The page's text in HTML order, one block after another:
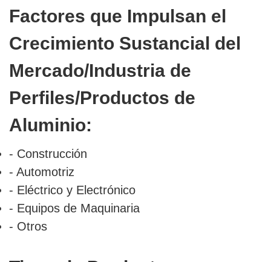
Factores que Impulsan el
Crecimiento Sustancial del
Mercado/Industria de
Perfiles/Productos de
Aluminio:
- Construcción
- Automotriz
- Eléctrico y Electrónico
- Equipos de Maquinaria
- Otros